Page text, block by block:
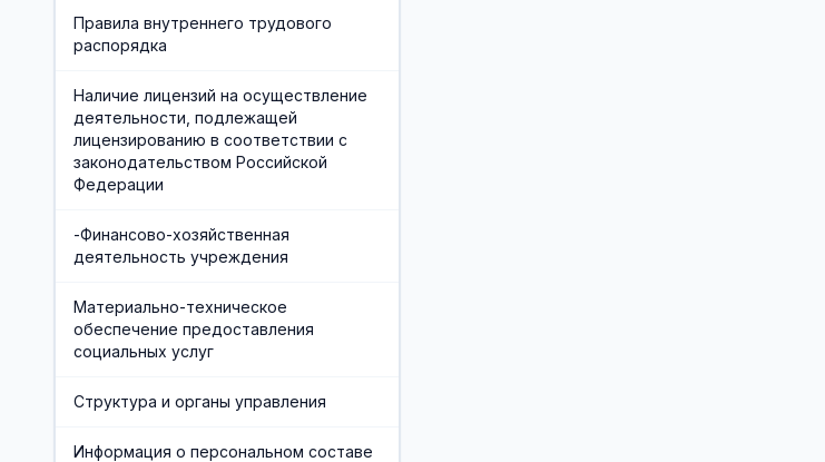
Правила внутреннего трудового
распорядка
Наличие лицензий на осуществление
деятельности, подлежащей
лицензированию в соответствии с
законодательством Российской
Федерации
-Финансово-хозяйственная
деятельность учреждения
Материально-техническое
обеспечение предоставления
социальных услуг
Структура и органы управления
Информация о персональном составе